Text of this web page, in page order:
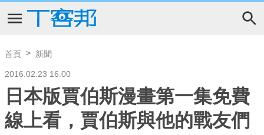
首頁 新聞
2016.02.23 16:00
日本版賈伯斯漫畫第一集免費
線上看，賈伯斯與他的戰友們